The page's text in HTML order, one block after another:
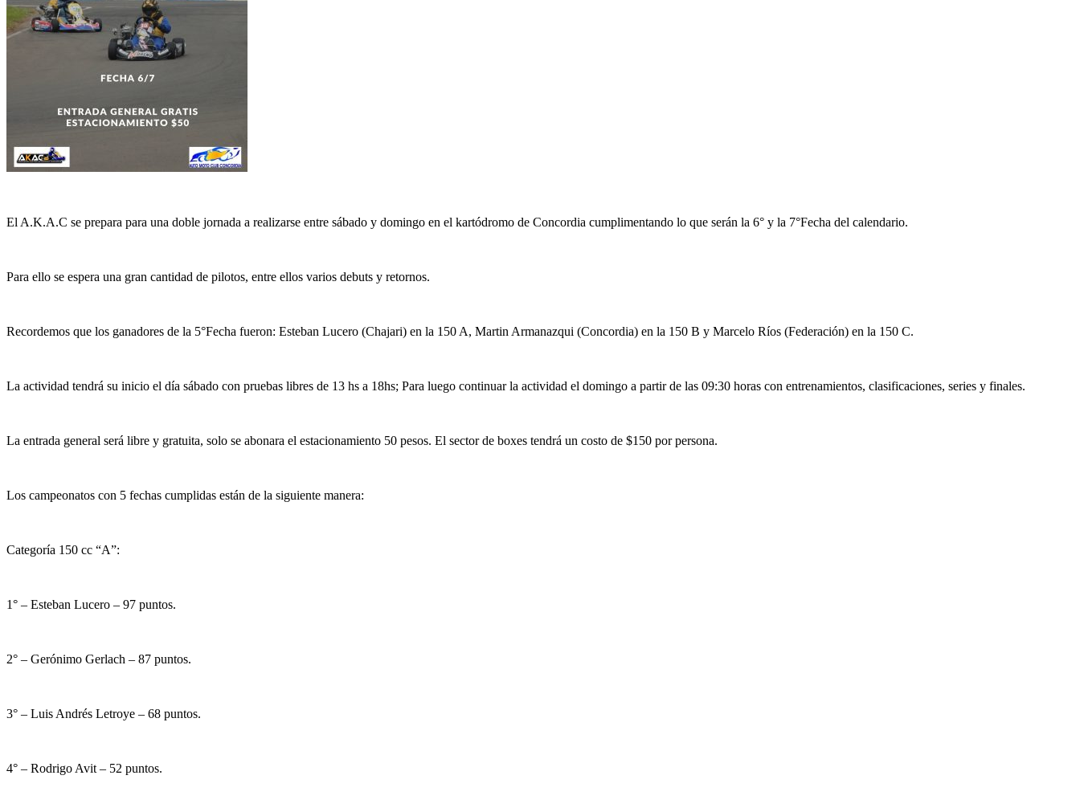
El A.K.A.C se prepara para una doble jornada a realizarse entre sábado y domingo en el kartódromo de Concordia cumplimentando lo que serán la 6° y la 7°Fecha del calendario.
Para ello se espera una gran cantidad de pilotos, entre ellos varios debuts y retornos.
Recordemos que los ganadores de la 5°Fecha fueron: Esteban Lucero (Chajari) en la 150 A, Martin Armanazqui (Concordia) en la 150 B y Marcelo Ríos (Federación) en la 150 C.
La actividad tendrá su inicio el día sábado con pruebas libres de 13 hs a 18hs; Para luego continuar la actividad el domingo a partir de las 09:30 horas con entrenamientos, clasificaciones, series y finales.
La entrada general será libre y gratuita, solo se abonara el estacionamiento 50 pesos. El sector de boxes tendrá un costo de $150 por persona.
Los campeonatos con 5 fechas cumplidas están de la siguiente manera:
Categoría 150 cc “A”:
1° – Esteban Lucero – 97 puntos.
2° – Gerónimo Gerlach – 87 puntos.
3° – Luis Andrés Letroye – 68 puntos.
4° – Rodrigo Avit – 52 puntos.